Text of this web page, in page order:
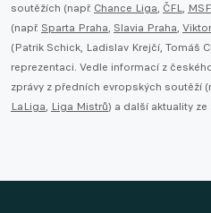
soutěžích (např. Chance Liga, ČFL,
(např. Sparta Praha, Slavia Praha,
(Patrik Schick, Ladislav Krejčí, Tomáš
reprezentaci. Vedle informací z
zprávy z předních evropských soutěží
LaLiga, Liga Mistrů) a další aktuality